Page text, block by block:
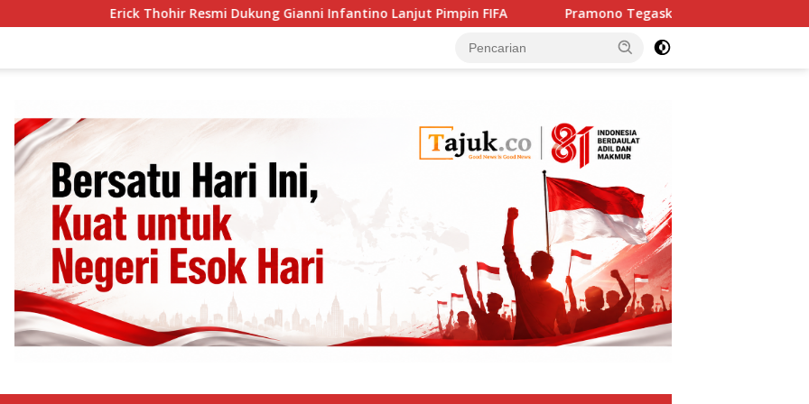
Erick Thohir Resmi Dukung Gianni Infantino Lanjut Pimpin FIFA Pramono Tegaskan Solidaritas Jakarta untuk Rakyat